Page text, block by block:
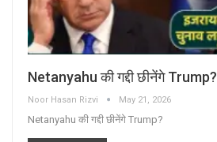
Netanyahu की गद्दी छीनेंगे Trump?
Noor Hasan Rizvi May 21, 2026
Netanyahu की गद्दी छीनेंगे Trump?